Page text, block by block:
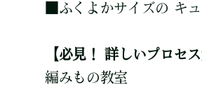
ふくよかサイズの キ
【必見！ 詳しいプロセ
編みもの教室